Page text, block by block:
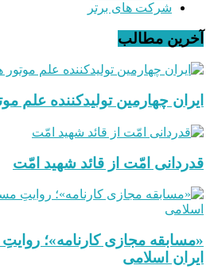
شرکت های برتر
آخرین مطالب
ایران چهارمین تولیدکننده علم
قدردانی امّت از قائد شهید امّت
«مسابقه مجازی کارنامه»؛
ایران اسلامی